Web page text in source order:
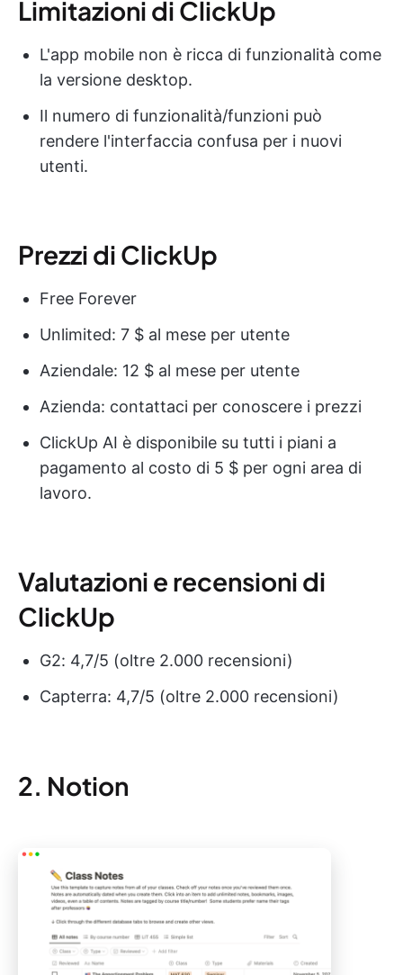
Limitazioni di ClickUp
L'app mobile non è ricca di funzionalità come
la versione desktop.
Il numero di funzionalità/funzioni può
rendere l'interfaccia confusa per i nuovi
utenti.
Prezzi di ClickUp
Free Forever
Unlimited: 7 $ al mese per utente
Aziendale: 12 $ al mese per utente
Azienda: contattaci per conoscere i prezzi
ClickUp AI è disponibile su tutti i piani a
pagamento al costo di 5 $ per ogni area di
lavoro.
Valutazioni e recensioni di
ClickUp
G2: 4,7/5 (oltre 2.000 recensioni)
Capterra: 4,7/5 (oltre 2.000 recensioni)
2. Notion